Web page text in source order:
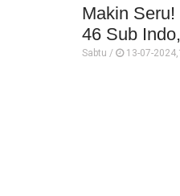
Makin
46 Sub
Sabtu / 13-07-